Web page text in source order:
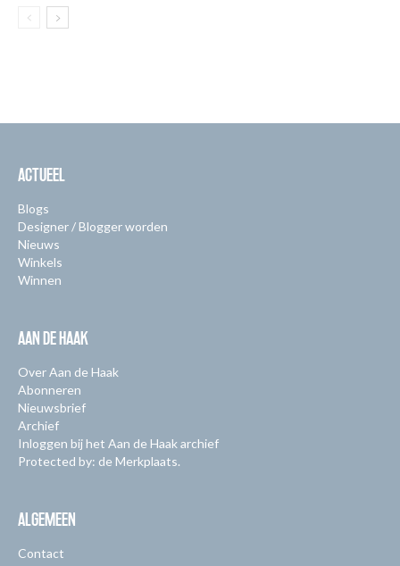
ACTUEEL
Blogs
Designer / Blogger worden
Nieuws
Winkels
Winnen
AAN DE HAAK
Over Aan de Haak
Abonneren
Nieuwsbrief
Archief
Inloggen bij het Aan de Haak archief
Protected by: de Merkplaats.
ALGEMEEN
Contact